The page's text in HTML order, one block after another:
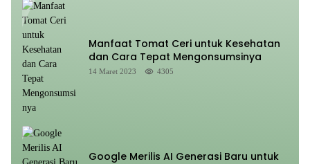
Manfaat Tomat Ceri untuk Kesehatan
dan Cara Tepat Mengonsumsinya
14 Maret 2023 4305
Google Merilis AI Generasi Baru untuk